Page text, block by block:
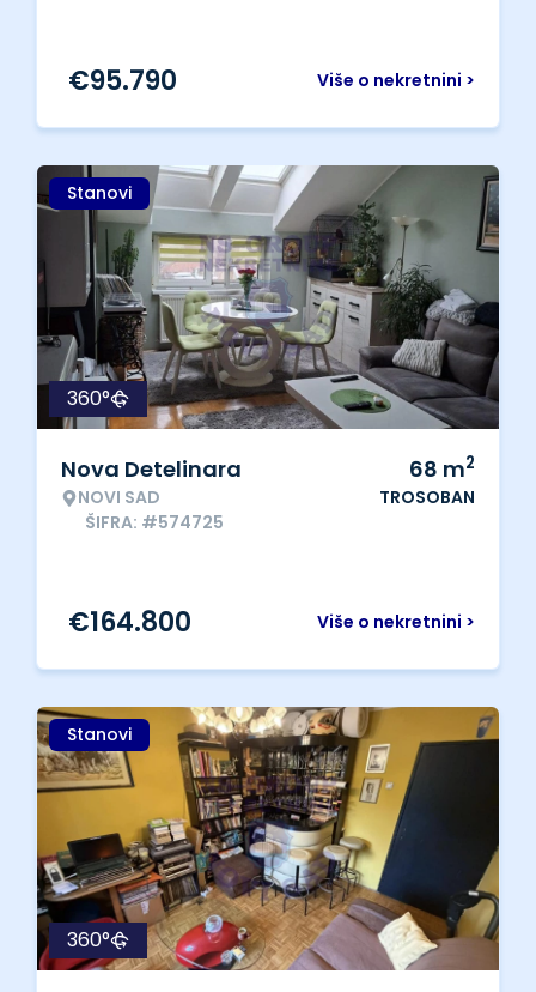
Više o nekretnini >
€95.790
Stanovi
360°
Nova Detelinara
NOVI SAD
ŠIFRA: #574725
68 m2
TROSOBAN
Više o nekretnini >
€164.800
Stanovi
360°